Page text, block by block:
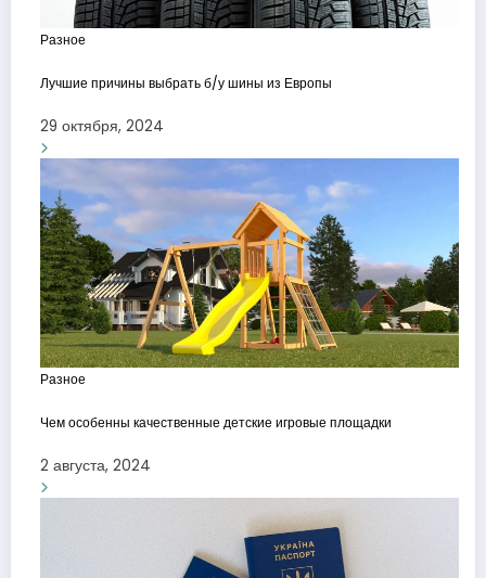
Разное
Лучшие причины выбрать б/у шины из Европы
29 октября, 2024
Разное
Чем особенны качественные детские игровые площадки
2 августа, 2024